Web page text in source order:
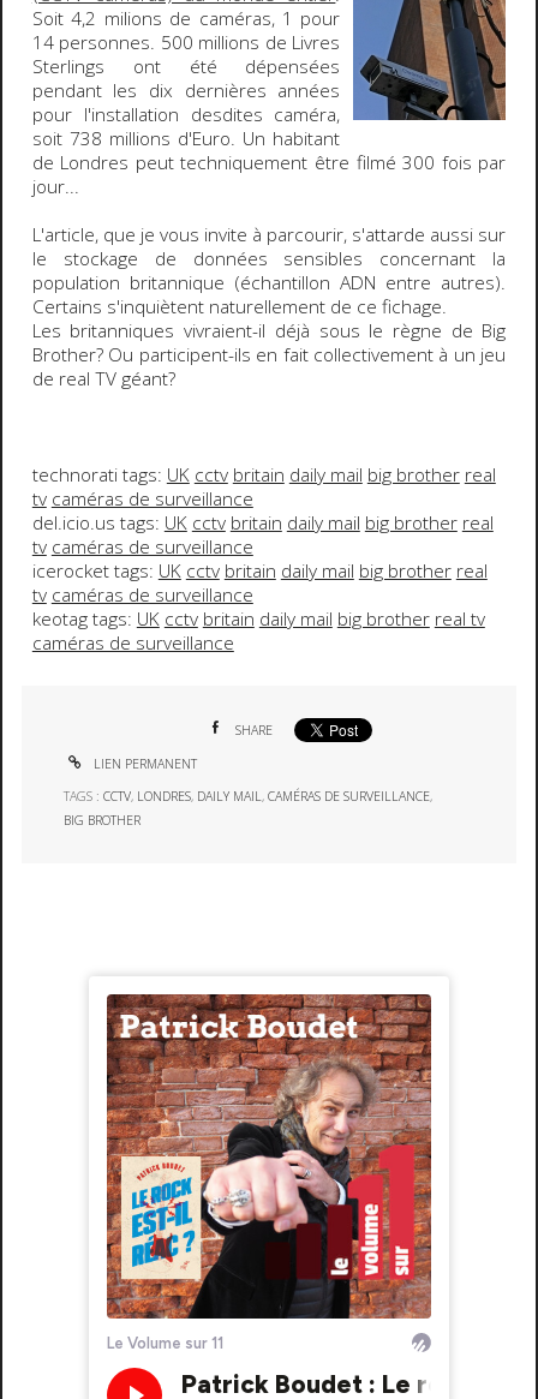
Soit 4,2 milions de caméras, 1 pour
14personnes. 500 millions de Livres
Sterlings ont été dépensées
pendant les dix dernières années
pour l'installation desdites caméra,
soit 738 millions d'Euro. Un habitant
de Londres peut techniquement être filmé300 fois par
jour...
L'article, que je vous invite à parcourir, s'attarde aussi sur
le stockage de données sensibles concernant la
population britannique (échantillon ADN entre autres).
Certains s'inquiètent naturellement de ce fichage.
Les britanniques vivraient-il déjà sous le règne de Big
Brother? Ou participent-ils en fait collectivement à un jeu
de real TVgéant?
technorati tags: UK cctv britain daily mail big brother real
tv caméras de surveillance
del.icio.us tags: UK cctv britain daily mail big brother real
tv caméras de surveillance
icerocket tags: UK cctv britain daily mail big brother real
tv caméras de surveillance
keotag tags: UK cctv britain daily mail big brother real tv
caméras de surveillance
SHARE
LIEN PERMANENT
TAGS :CCTV, LONDRES, DAILY MAIL,CAMÉRAS DE SURVEILLANCE,
BIG BROTHER